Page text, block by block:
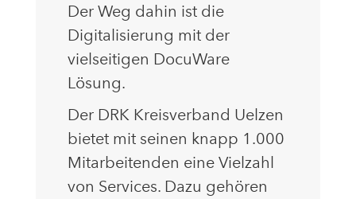
Der Weg dahin ist die
Digitalisierung mit der
vielseitigen DocuWare
Lösung.
Der DRK Kreisverband Uelzen
bietet mit seinen knapp 1.000
Mitarbeitenden eine Vielzahl
von Services. Dazu gehören